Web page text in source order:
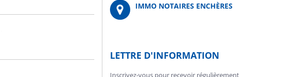
IMMO NOTAIRES ENCHÈRES
LETTRE D'INFORMATION
Inscrivez-vous pour recevoir régulièrement